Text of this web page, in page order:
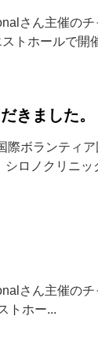
さん主催のチ
トホールで開
きました。
際ボランティ
ロノクリニッ
さん主催のチ
トホー...